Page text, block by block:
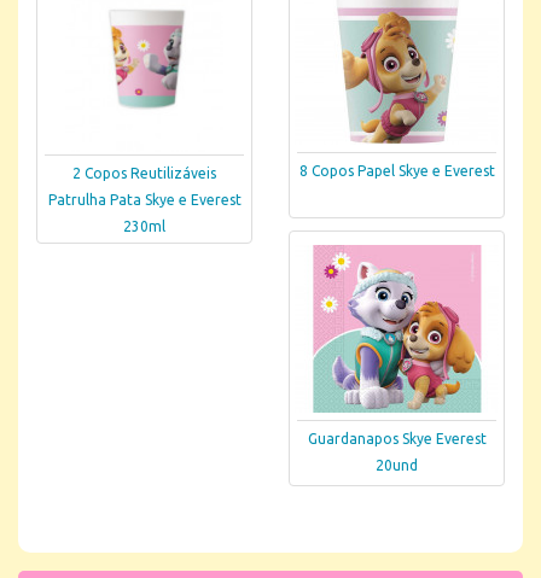
2 Copos Reutilizáveis
Patrulha Pata Skye e Everest
230ml
8 Copos Papel Skye e Everest
Guardanapos Skye Everest
20und